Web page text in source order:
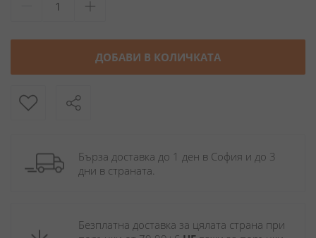
ДОБАВИ В КОЛИЧКАТА
Бърза доставка до 1 ден в София и до 3
дни в страната.
Безплатна доставка за цялата страна при